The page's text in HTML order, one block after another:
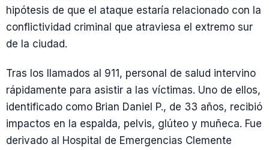
hipótesis de que el ataque estaría relacionado con la
conflictividad criminal que atraviesa el extremo sur
de la ciudad.
Tras los llamados al 911, personal de salud intervino
rápidamente para asistir a las víctimas. Uno de ellos,
identificado como Brian Daniel P., de 33 años, recibió
impactos en la espalda, pelvis, glúteo y muñeca. Fue
derivado al Hospital de Emergencias Clemente